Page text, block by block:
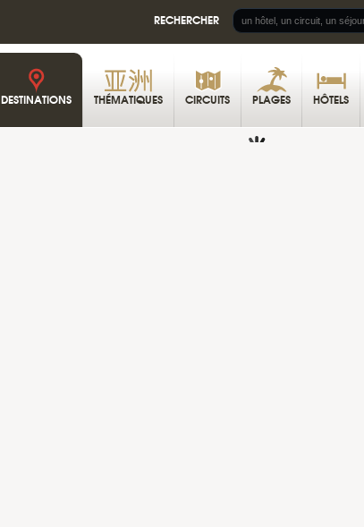
RECHERCHER
DESTINATIONS THÉMATIQUES CIRCUITS PLAGES HÔTELS